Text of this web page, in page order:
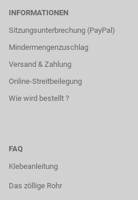
INFORMATIONEN
Sitzungsunterbrechung (PayPal)
Mindermengenzuschlag
Versand & Zahlung
Online-Streitbeilegung
Wie wird bestellt ?
FAQ
Klebeanleitung
Das zöllige Rohr